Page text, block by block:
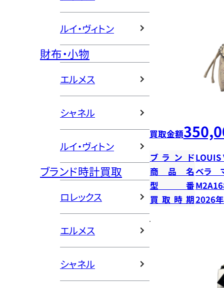
ルイ・ヴィトン
財布・小物
エルメス
シャネル
ルイ・ヴィトン
ブランド時計買取
ロレックス
エルメス
シャネル
買取金額
ブランドLOUIS
商品名ベラ
型番
買取時期2026